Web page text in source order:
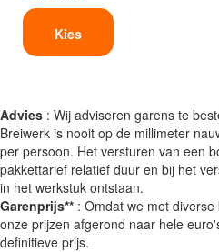
Kies
Advies : Wij adviseren garens te
Breiwerk is nooit op de millimeter
per persoon. Het versturen van een
pakkettarief relatief duur en bij het
in het werkstuk ontstaan.
Garenprijs** : Omdat we met
onze prijzen afgerond naar hele
definitieve prijs.